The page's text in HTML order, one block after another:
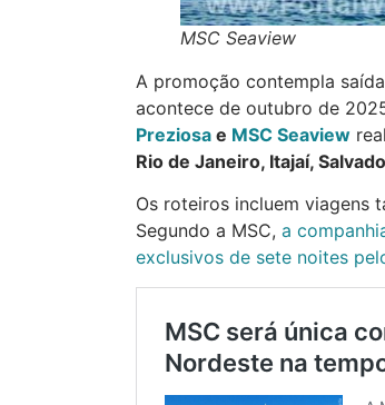
MSC Seaview
A promoção contempla
acontece de outubro de
Preziosa e MSC Seaview
Rio de Janeiro, Itajaí,
Os roteiros incluem viagens
Segundo a MSC, a
exclusivos de sete noites